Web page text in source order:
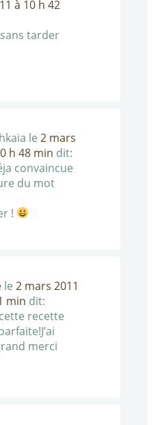
à 10 h 42
tarder
le 2 mars
h 48 min dit:
convaincue
du mot
!
le 2 mars 2011
min dit:
recette
merci